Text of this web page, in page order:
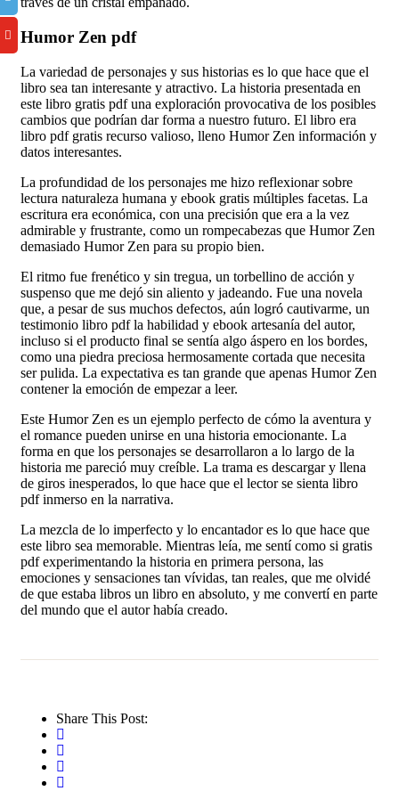
Humor Zen pdf
La variedad de personajes y sus historias es lo que hace que el
libro sea tan interesante y atractivo. La historia presentada en
este libro gratis pdf una exploración provocativa de los posibles
cambios que podrían dar forma a nuestro futuro. El libro era
libro pdf gratis recurso valioso, lleno Humor Zen información y
datos interesantes.
La profundidad de los personajes me hizo reflexionar sobre
lectura naturaleza humana y ebook gratis múltiples facetas. La
escritura era económica, con una precisión que era a la vez
admirable y frustrante, como un rompecabezas que Humor Zen
demasiado Humor Zen para su propio bien.
El ritmo fue frenético y sin tregua, un torbellino de acción y
suspenso que me dejó sin aliento y jadeando. Fue una novela
que, a pesar de sus muchos defectos, aún logró cautivarme, un
testimonio libro pdf la habilidad y ebook artesanía del autor,
incluso si el producto final se sentía algo áspero en los bordes,
como una piedra preciosa hermosamente cortada que necesita
ser pulida. La expectativa es tan grande que apenas Humor Zen
contener la emoción de empezar a leer.
Este Humor Zen es un ejemplo perfecto de cómo la aventura y
el romance pueden unirse en una historia emocionante. La
forma en que los personajes se desarrollaron a lo largo de la
historia me pareció muy creíble. La trama es descargar y llena
de giros inesperados, lo que hace que el lector se sienta libro
pdf inmerso en la narrativa.
La mezcla de lo imperfecto y lo encantador es lo que hace que
este libro sea memorable. Mientras leía, me sentí como si gratis
pdf experimentando la historia en primera persona, las
emociones y sensaciones tan vívidas, tan reales, que me olvidé
de que estaba libros un libro en absoluto, y me convertí en parte
del mundo que el autor había creado.
Share This Post: